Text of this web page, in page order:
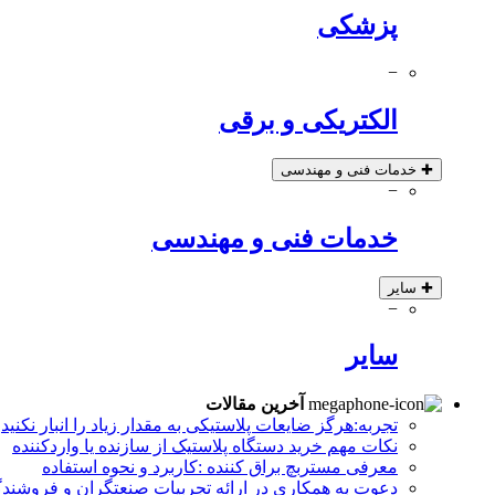
پزشکی
−
الکتریکی و برقی
✚ خدمات فنی و مهندسی
−
خدمات فنی و مهندسی
✚ سایر
−
سایر
آخرین مقالات
تجربه:هرگز ضایعات پلاستیکی به مقدار زیاد را انبار نکنید
نکات مهم خرید دستگاه پلاستیک از سازنده یا واردکننده
معرفی مستربچ براق کننده :کاربرد و نحوه استفاده
دعوت به همکاری در ارائه تجربیات صنعتگران و